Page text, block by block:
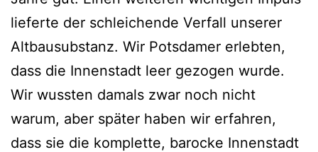
lieferte der schleichende Verfall unserer
Altbausubstanz. Wir Potsdamer erlebten,
dass die Innenstadt leer gezogen wurde.
Wir wussten damals zwar noch nicht
warum, aber später haben wir erfahren,
dass sie die komplette, barocke Innenstadt